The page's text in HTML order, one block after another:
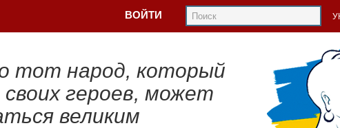
ВОЙТИ
тот народ, который
героев, может
великим